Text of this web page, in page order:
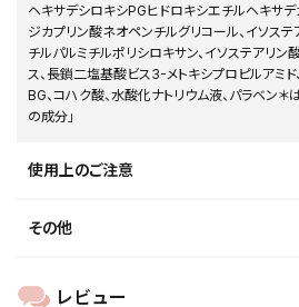
ヘキサデシロキシPGヒドロキシエチルヘキサデカ
ジカプリン酸ネオペンチルグリコール、イソステ
チルパルミチルポリシロキサン、イソステアリン
ス、長鎖二塩基酸ビス3-メトキシプロピルアミド
BG、コハク酸、水酸化ナトリウム液、パラベン＊
の成分」
使用上のご注意
その他